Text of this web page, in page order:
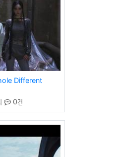
Different
0건